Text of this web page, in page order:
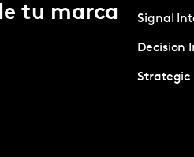
tu marca
Signal
Decision
Strategic